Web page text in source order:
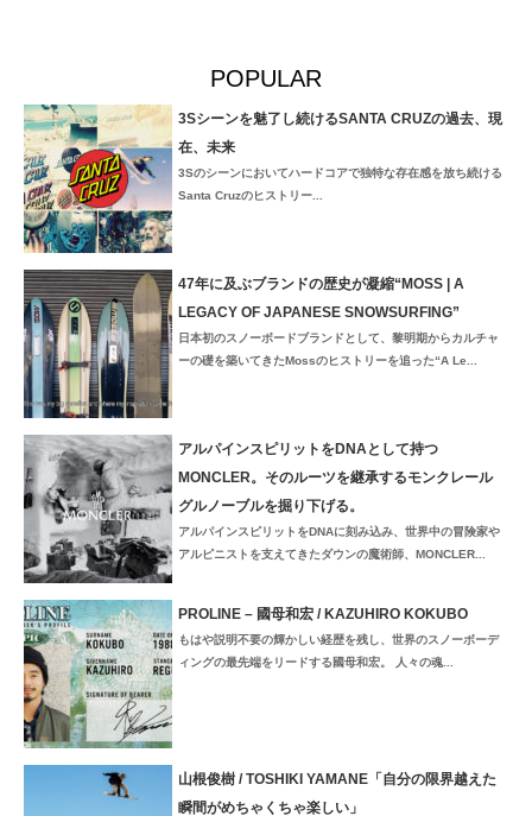
POPULAR
3Sシーンを魅了し続けるSANTA CRUZの過去、現
在、未来
3Sのシーンにおいてハードコアで独特な存在感を放ち続ける
Santa Cruzのヒストリー...
47年に及ぶブランドの歴史が凝縮“MOSS | A
LEGACY OF JAPANESE SNOWSURFING”
日本初のスノーボードブランドとして、黎明期からカルチャ
ーの礎を築いてきたMossのヒストリーを追った“A Le...
アルパインスピリットをDNAとして持つ
MONCLER。そのルーツを継承するモンクレール
グルノーブルを掘り下げる。
アルパインスピリットをDNAに刻み込み、世界中の冒険家や
アルピニストを支えてきたダウンの魔術師、MONCLER...
PROLINE – 國母和宏 / KAZUHIRO KOKUBO
もはや説明不要の輝かしい経歴を残し、世界のスノーボーデ
ィングの最先端をリードする國母和宏。 人々の魂...
山根俊樹 / TOSHIKI YAMANE「自分の限界越えた
瞬間がめちゃくちゃ楽しい」